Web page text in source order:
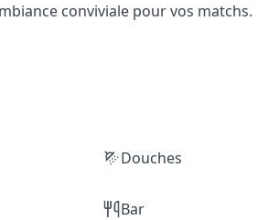
conviviale pour vos matchs.
Douches
Bar